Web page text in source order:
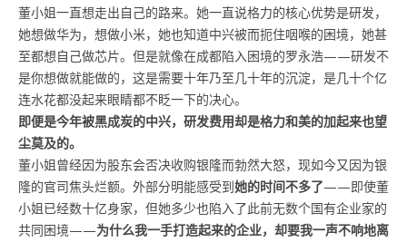
董小姐一直想走出自己的路来。她一直说格力的核心优势是研发，
她想做华为，想做小米，她也知道中兴被而扼住咽喉的困境，她甚
至都想自己做芯片。但是就像在成都陷入困境的罗永浩——研发不
是你想做就能做的，这是需要十年乃至几十年的沉淀，是几十个亿
连水花都没起来眼睛都不眨一下的决心。
即便是今年被黑成炭的中兴，研发费用却是格力和美的加起来也望
尘莫及的。
董小姐曾经因为股东会否决收购银隆而勃然大怒，现如今又因为银
隆的官司焦头烂额。外部分明能感受到她的时间不多了——即使董
小姐已经数十亿身家，但她多少也陷入了此前无数个国有企业家的
共同困境——为什么我一手打造起来的企业，却要我一声不响地离